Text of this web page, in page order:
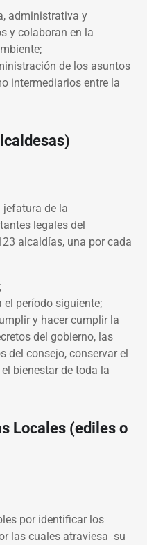
administrativa y
y colaboran en la
de los asuntos
intermediarios entre la
jefatura de la
legales del
alcaldías, una por cada
el período siguiente;
y hacer cumplir la
del gobierno, las
del consejo, conservar el
bienestar de toda la
Locales (ediles o
por identificar los
las cuales atraviesa su